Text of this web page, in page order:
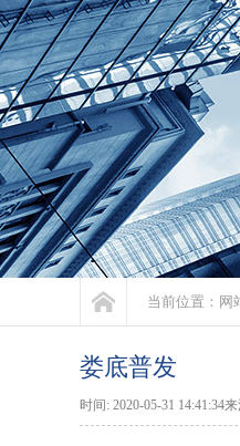
当前位置： 网
娄底普发
时间: 2020-05-31 14:41:34